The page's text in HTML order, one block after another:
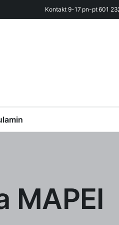
Kontakt 9-17 pn-pt 601
MAPEI